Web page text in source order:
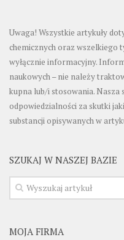
Uwaga! Wszystkie artykuły
chemicznych oraz wszelkiego
wyłącznie informacyjny.
naukowych – nie należy
kupna lub/i stosowania.
odpowiedzialności za skutki
substancji opisywanych w
SZUKAJ W NASZEJ BAZIE
MOJA FIRMA